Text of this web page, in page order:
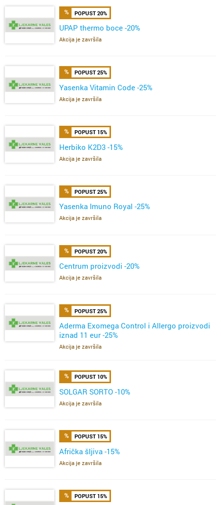
POPUST 20%
UPAP thermo boce -20%
Akcija je završila
POPUST 25%
Yasenka Vitamin Code -25%
Akcija je završila
POPUST 15%
Herbiko K2D3 -15%
Akcija je završila
POPUST 25%
Yasenka Imuno Royal -25%
Akcija je završila
POPUST 20%
Centrum proizvodi -20%
Akcija je završila
POPUST 25%
Aderma Exomega Control i Allergo proizvodi
iznad 11 eur -25%
Akcija je završila
POPUST 10%
SOLGAR SORTO -10%
Akcija je završila
POPUST 15%
Afrička šljiva -15%
Akcija je završila
POPUST 15%